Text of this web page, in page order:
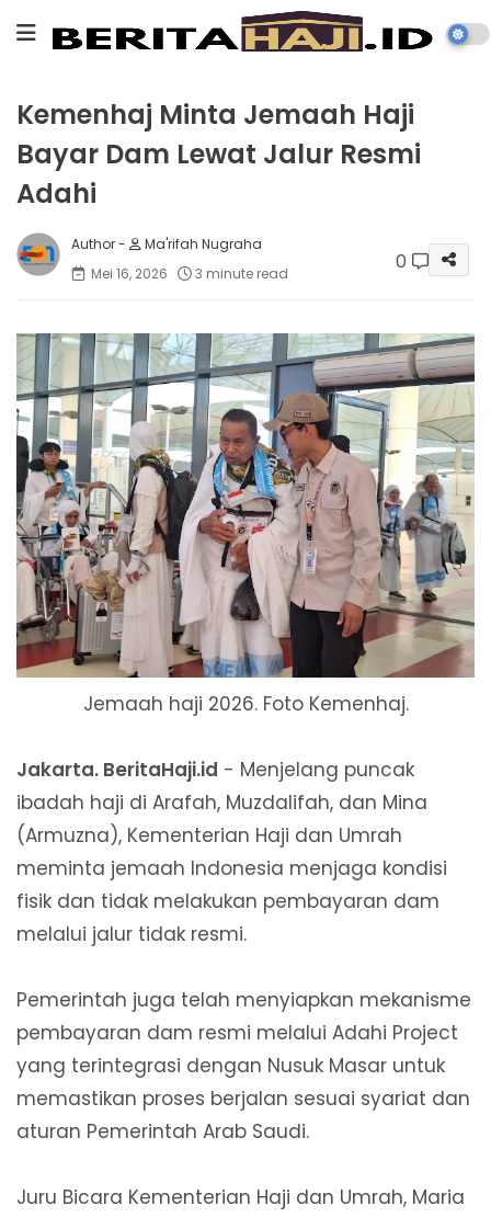
Kemenhaj Minta Jemaah Haji
Bayar Dam Lewat Jalur Resmi
Adahi
Ma'rifah Nugraha
Mei 16, 2026
3 minute read 0
Jemaah haji 2026. Foto Kemenhaj.
Jakarta. BeritaHaji.id - Menjelang puncak
ibadah haji di Arafah, Muzdalifah, dan Mina
(Armuzna), Kementerian Haji dan Umrah
meminta jemaah Indonesia menjaga kondisi
fisik dan tidak melakukan pembayaran dam
melalui jalur tidak resmi.
Pemerintah juga telah menyiapkan mekanisme
pembayaran dam resmi melalui Adahi Project
yang terintegrasi dengan Nusuk Masar untuk
memastikan proses berjalan sesuai syariat dan
aturan Pemerintah Arab Saudi.
Juru Bicara Kementerian Haji dan Umrah, Maria